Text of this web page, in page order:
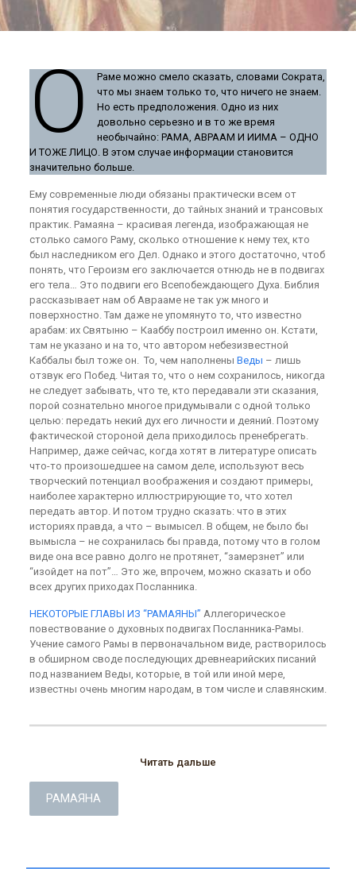
О
Раме можно смело сказать, словами Сократа,
что мы знаем только то, что ничего не знаем.
Но есть предположения. Одно из них
довольно серьезно и в то же время
необычайно: РАМА, АВРААМ И ИИМА – ОДНО
И ТОЖЕ ЛИЦО. В этом случае информации становится
значительно больше.
Ему современные люди обязаны практически всем от
понятия государственности, до тайных знаний и трансовых
практик. Рамаяна – красивая легенда, изображающая не
столько самого Раму, сколько отношение к нему тех, кто
был наследником его Дел. Однако и этого достаточно, чтоб
понять, что Героизм его заключается отнюдь не в подвигах
его тела… Это подвиги его Всепобеждающего Духа. Библия
рассказывает нам об Аврааме не так уж много и
поверхностно. Там даже не упомянуто то, что известно
арабам: их Святыню – Кааббу построил именно он. Кстати,
там не указано и на то, что автором небезизвестной
Каббалы был тоже он. То, чем наполнены Веды – лишь
отзвук его Побед. Читая то, что о нем сохранилось, никогда
не следует забывать, что те, кто передавали эти сказания,
порой сознательно многое придумывали с одной только
целью: передать некий дух его личности и деяний. Поэтому
фактической стороной дела приходилось пренебрегать.
Например, даже сейчас, когда хотят в литературе описать
что-то произошедшее на самом деле, используют весь
творческий потенциал воображения и создают примеры,
наиболее характерно иллюстрирующие то, что хотел
передать автор. И потом трудно сказать: что в этих
историях правда, а что – вымысел. В общем, не было бы
вымысла – не сохранилась бы правда, потому что в голом
виде она все равно долго не протянет, “замерзнет” или
“изойдет на пот”… Это же, впрочем, можно сказать и обо
всех других приходах Посланника.
НЕКОТОРЫЕ ГЛАВЫ ИЗ “РАМАЯНЫ” Аллегорическое
повествование о духовных подвигах Посланника-Рамы.
Учение самого Рамы в первоначальном виде, растворилось
в обширном своде последующих древнеарийских писаний
под названием Веды, которые, в той или иной мере,
известны очень многим народам, в том числе и славянским.
Читать дальше
РАМАЯНА